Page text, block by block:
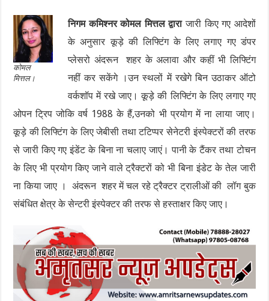
कोमल
मित्तल।
निगम कमिश्नर कोमल मित्तल द्वाराजारी किए गए आदेशों
के अनुसार कूड़े की लिफ्टिंग के लिए लगाए गए डंपर
प्लेसरो अंदरून शहर के अलावा और कहीं भी लिफ्टिंग
नहीं कर सकेंगे ।उन स्थलों में रखेगे बिन उठाकर ऑटो
वर्कशॉप में रखे जाए। कूड़े की लिफ्टिंग के लिए लगाए गए
ओपन ट्रिप जोकि वर्ष 1988 के हैं,उनको भी प्रयोग में ना लाया जाए।
कूड़े की लिफ्टिंग के लिए जेबीसी तथा टटिप्पर सेनेटरी इंस्पेक्टरों की तरफ
से जारी किए गए इंडेंट के बिना ना चलाए जाएं। पानी के टैंकर तथा टोचन
के लिए भी प्रयोग किए जाने वाले ट्रैक्टरों को भी बिना इंडेट के तेल जारी
ना किया जाए । अंदरून शहर में चल रहे ट्रैक्टर ट्रालीओं की लॉग बुक
संबंधित क्षेत्र के सेन्टरी इंस्पेक्टर की तरफ से हस्ताक्षर किए जाए।